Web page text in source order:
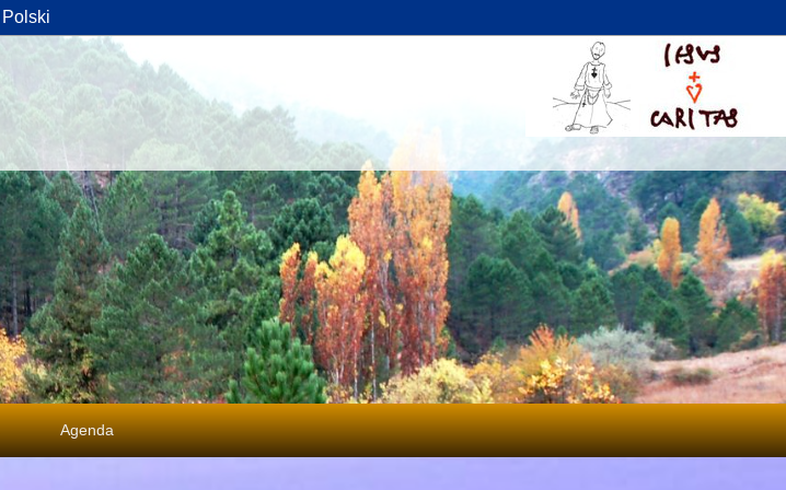
Polski
Agenda